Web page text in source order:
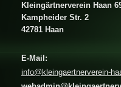
Kleingärtnerverein Haan
Kampheider Str. 2
42781 Haan
E-Mail:
info@kleingaertnerverein-